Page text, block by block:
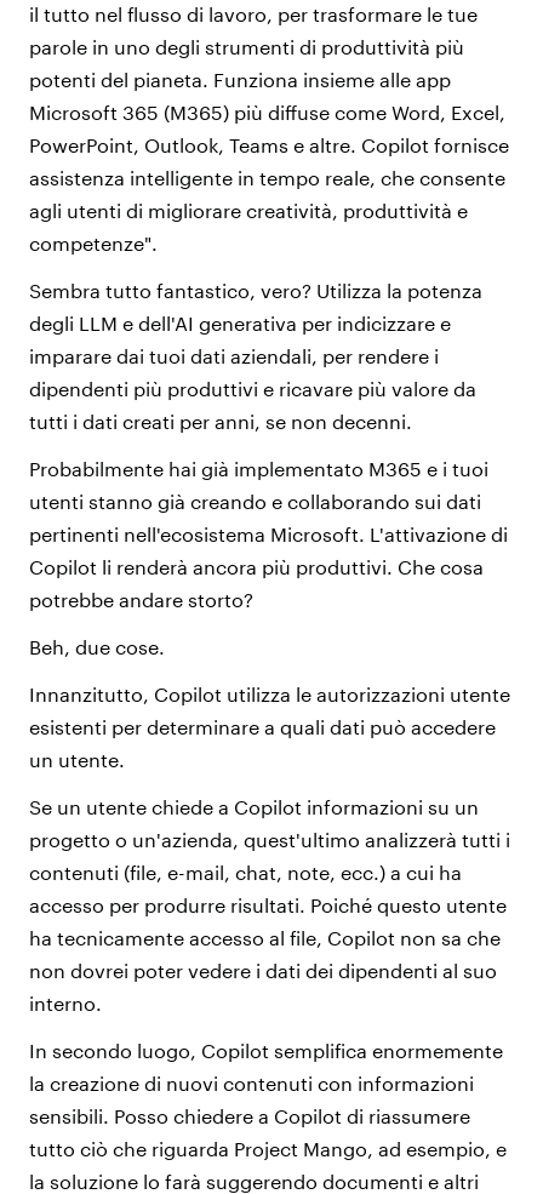
il tutto nel flusso di lavoro, per trasformare le tue
parole in uno degli strumenti di produttività più
potenti del pianeta. Funziona insieme alle app
Microsoft 365 (M365) più diffuse come Word, Excel,
PowerPoint, Outlook, Teams e altre. Copilot fornisce
assistenza intelligente in tempo reale, che consente
agli utenti di migliorare creatività, produttività e
competenze".
Sembra tutto fantastico, vero? Utilizza la potenza
degli LLM e dell'AI generativa per indicizzare e
imparare dai tuoi dati aziendali, per rendere i
dipendenti più produttivi e ricavare più valore da
tutti i dati creati per anni, se non decenni.
Probabilmente hai già implementato M365 e i tuoi
utenti stanno già creando e collaborando sui dati
pertinenti nell'ecosistema Microsoft. L'attivazione di
Copilot li renderà ancora più produttivi. Che cosa
potrebbe andare storto?
Beh, due cose.
Innanzitutto, Copilot utilizza le autorizzazioni utente
esistenti per determinare a quali dati può accedere
un utente.
Se un utente chiede a Copilot informazioni su un
progetto o un'azienda, quest'ultimo analizzerà tutti i
contenuti (file, e-mail, chat, note, ecc.) a cui ha
accesso per produrre risultati. Poiché questo utente
ha tecnicamente accesso al file, Copilot non sa che
non dovrei poter vedere i dati dei dipendenti al suo
interno.
In secondo luogo, Copilot semplifica enormemente
la creazione di nuovi contenuti con informazioni
sensibili. Posso chiedere a Copilot di riassumere
tutto ciò che riguarda Project Mango, ad esempio, e
la soluzione lo farà suggerendo documenti e altri